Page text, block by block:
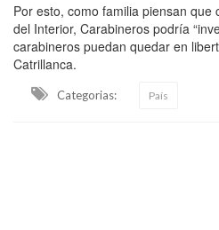
Por esto, como familia piensan que
del Interior, Carabineros podría
carabineros puedan quedar en
Catrillanca.
Categorias: País